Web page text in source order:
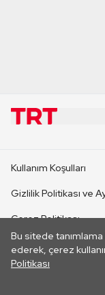
Bu sitede
ederek, çerez
Politikası
CANLI YAYINLAR
Kullanım Koşulları
Gizlilik Politikası ve
Çerez Politikası
İletişim
Her hakkı saklıdır.